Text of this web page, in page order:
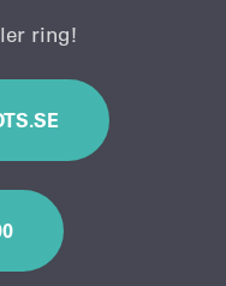
ring!